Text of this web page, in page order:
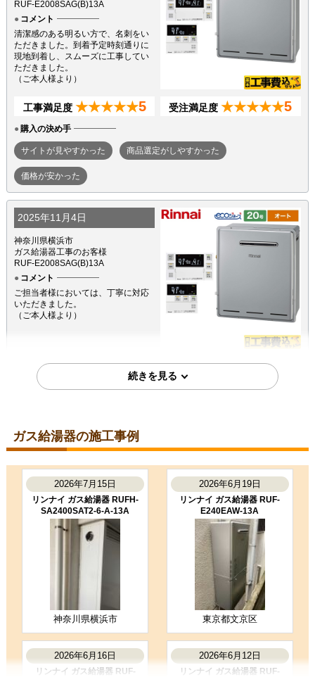
RUF-E2008SAG(B)13A
コメント
清潔感のある明るい方で、名刺をい
ただきました。到着予定時刻通りに
現地到着し、スムーズに工事してい
ただきました。
（ご本人様より）
工事満足度 ★★★★★5 受注満足度 ★★★★★5
購入の決め手
サイトが見やすかった 商品選定がしやすかった
価格が安かった
2025年11月4日
神奈川県横浜市
ガス給湯器工事のお客様
RUF-E2008SAG(B)13A
コメント
ご担当者様においては、丁寧に対応
いただきました。
（ご本人様より）
工事満足度 ★★★★★5 受注満足度 ★★★★★
購入の決め手
価格が安かった
2024年5月13日
千葉県船橋市
ガス給湯器工事のお客様
RUF-E2008SAG(B)13A
応対した母によれば、とても穏やか
で感じのいい男性でした、とのこと
です。また機会があればお願いした
工事満足度 ★★★★★ 受注満足度 ★★★★★
購入の決め手
サイトが見やすかった 価格が安かった
ガス給湯器の施工事例
2026年7月15日
リンナイ ガス給湯器 RUFH-
SA2400SAT2-6-A-13A
神奈川県横浜市
2026年6月19日
リンナイ ガス給湯器 RUF-
E240EAW-13A
東京都文京区
2026年6月16日
リンナイ ガス給湯器 RUF-
2026年6月12日
リンナイ ガス給湯器 RUF-